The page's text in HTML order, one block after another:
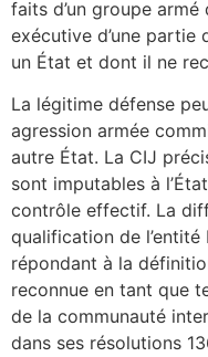
faits d’un groupe
exécutive d’une partie
un État et dont il ne
La légitime défense
agression armée
autre État. La CIJ
sont imputables à
contrôle effectif. La
qualification de
répondant à la
reconnue en tant que
de la communauté
dans ses résolutions